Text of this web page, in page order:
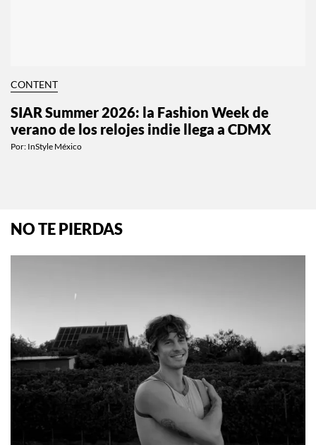
CONTENT
SIAR Summer 2026: la Fashion Week de
verano de los relojes indie llega a CDMX
Por: InStyle México
NO TE PIERDAS